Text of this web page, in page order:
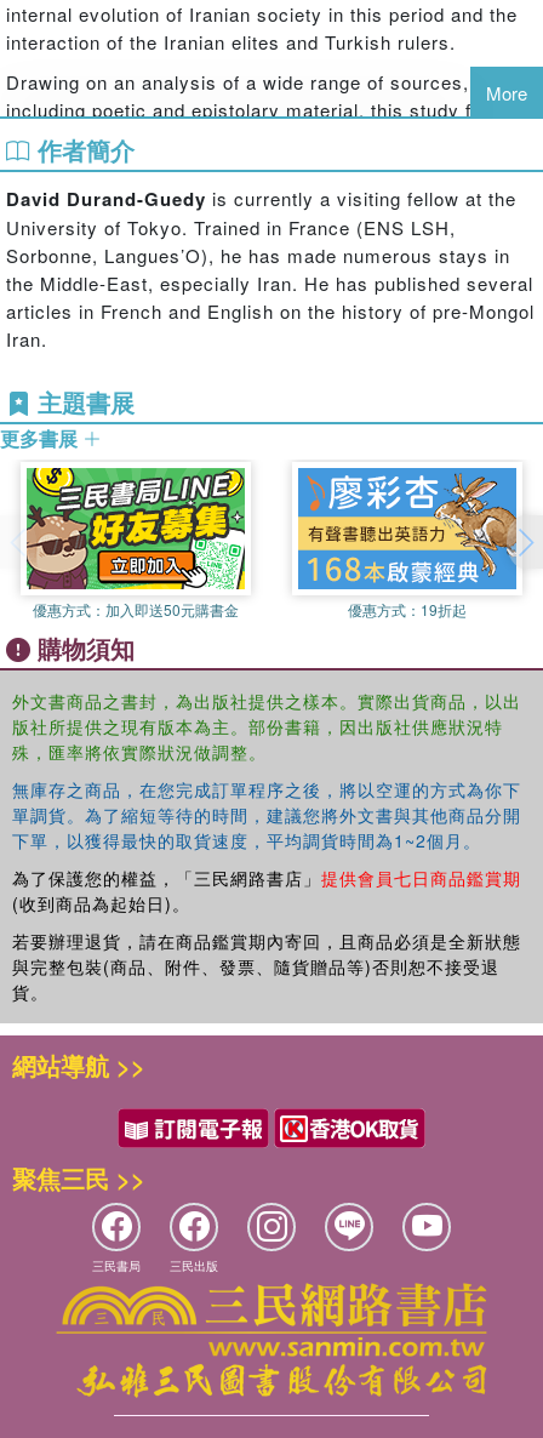
internal evolution of Iranian society in this period and the
interaction of the Iranian elites and Turkish rulers.
Drawing on an analysis of a wide range of sources,
including poetic and epistolary material, this study fills an
historiographical gap and casts new light on the two
centuries prior to the Mongol invasion. This
comprehensive analytical study provides a new
contribution to the understanding of many crucial issues:
the cultural divide between Western and Eastern Iran; the
military potential of city-dwellers; the attitude of the
Turkish rulers toward cities and city life; the action of the
famous vizier Nizam al-Mulk; the meaning of the Ismaili
organized into rival networks and largely autonomous vis-
a-vis state powers.
The study is enhanced by a variety of additional features,
including extensive genealogical tables, Arabic script and
maps. Providing a new understanding of the cultural
identity of Iran, this book is an important contribution to
the study of the history of Iran and the Medieval period.
More
作者簡介
David Durand-Guedy is currently a visiting fellow at the
University of Tokyo. Trained in France (ENS LSH,
Sorbonne, Langues’O), he has made numerous stays in
the Middle-East, especially Iran. He has published several
articles in French and English on the history of pre-Mongol
Iran.
主題書展
更多書展
優惠方式： 加入即送50元購書金 優惠方式： 19折起
購物須知
外文書商品之書封，為出版社提供之樣本。實際出貨商品，以出
版社所提供之現有版本為主。部份書籍，因出版社供應狀況特
殊，匯率將依實際狀況做調整。
無庫存之商品，在您完成訂單程序之後，將以空運的方式為你下
單調貨。為了縮短等待的時間，建議您將外文書與其他商品分開
下單，以獲得最快的取貨速度，平均調貨時間為1~2個月。
為了保護您的權益，「三民網路書店」 提供會員七日商品鑑賞期
(收到商品為起始日)。
若要辦理退貨，請在商品鑑賞期內寄回，且商品必須是全新狀態
與完整包裝(商品、附件、發票、隨貨贈品等)否則恕不接受退
貨。
網站導航 >>
聚焦三民 >>
三民書局 三民出版